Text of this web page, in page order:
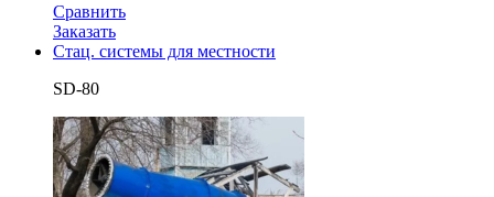
Сравнить
Заказать
Стац. системы для местности
SD-80